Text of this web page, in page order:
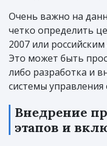
Очень важно на
четко определить
2007 или
Это может быть
либо разработка и
системы управления
Внедрение
этапов и